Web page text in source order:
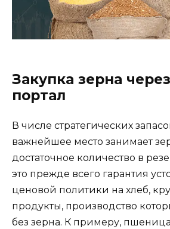
Закупка зерна
портал
В числе стратегических
важнейшее место занимает
достаточное количество в
это прежде всего гарантия
ценовой политики на хлеб,
продукты, производство
без зерна. К примеру, пшеница